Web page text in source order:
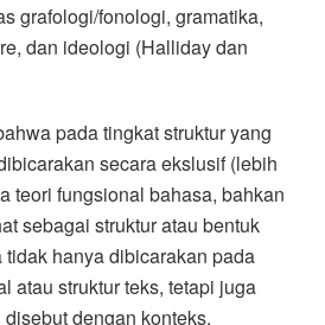
grafologi/fonologi, gramatika,
dan ideologi (Halliday dan
pada tingkat struktur yang
secara ekslusif (lebih
teori fungsional bahasa, bahkan
sebagai struktur atau bentuk
hanya dibicarakan pada
atau struktur teks, tetapi juga
dengan konteks.